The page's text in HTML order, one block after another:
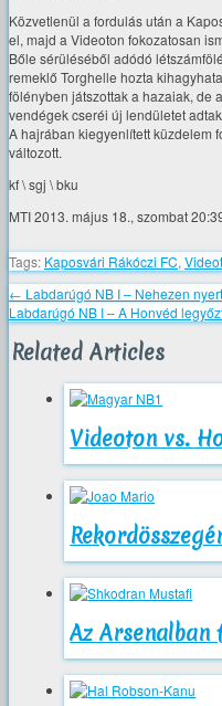
Közvetlenül a fordulás után a
el, majd a Videoton fokozatosan
Bőle sérüléséből adódó
remeklő Torghelle hozta
fölényben játszottak a hazaiak, de
vendégek cseréi új lendületet
A hajrában kiegyenlített küzdelem
változott.
kf \ sgj \ bku
MTI 2013. május 18., szombat
Tags: Kaposvári Rákóczi FC,
← Labdarúgó NB I – Nehezen
Labdarúgó NB I – A Honvéd
Related Articles
Videoton vs.
Az